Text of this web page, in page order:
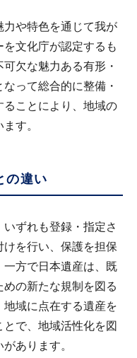
や特色を通じて我が
文化庁が認定するも
欠な魅力ある有形・
って総合的に整備・
ことにより、地域の
す。
の違い
ずれも登録・指定さ
を行い、保護を担保
方で日本遺産は、既
の新たな規制を図る
域に点在する遺産を
とで、地域活性化を図
あります。